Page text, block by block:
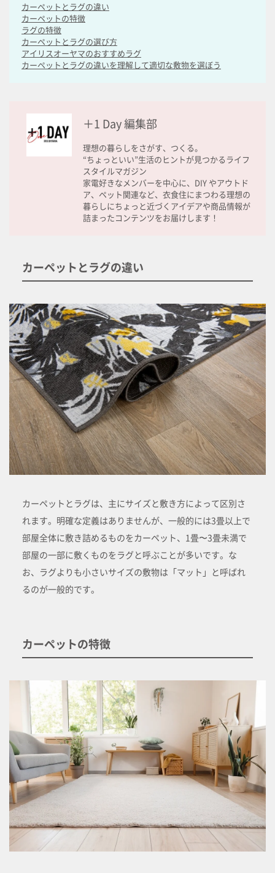
カーペットとラグの違い
カーペットの特徴
ラグの特徴
カーペットとラグの選び方
アイリスオーヤマのおすすめラグ
カーペットとラグの違いを理解して適切な敷物を選ぼう
＋1 Day 編集部
理想の暮らしをさがす、つくる。
“ちょっといい”生活のヒントが見つかるライフ
スタイルマガジン
家電好きなメンバーを中心に、DIY やアウトド
ア、ペット関連など、衣食住にまつわる理想の
暮らしにちょっと近づくアイデアや商品情報が
詰まったコンテンツをお届けします！
カーペットとラグの違い
カーペットとラグは、主にサイズと敷き方によって区別さ
れます。明確な定義はありませんが、一般的には3畳以上で
部屋全体に敷き詰めるものをカーペット、1畳〜3畳未満で
部屋の一部に敷くものをラグと呼ぶことが多いです。な
お、ラグよりも小さいサイズの敷物は「マット」と呼ばれ
るのが一般的です。
カーペットの特徴